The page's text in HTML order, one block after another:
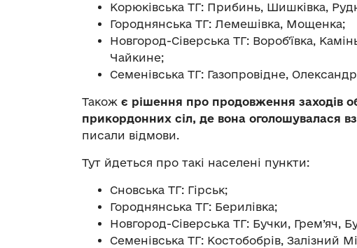
Корюківська ТГ: Прибинь, Шишківка,
Городнянська ТГ: Лемешівка, Мощенка;
Новгород-Сіверська ТГ: Воробʼївка,
Чайкине;
Семенівська ТГ: Газопровідне,
Також є рішення про продовження заходів
прикордонних сіл, де вона оголошувалася
писали відмови.
Тут йдеться про такі населені пункти:
Сновська ТГ: Гірськ;
Городнянська ТГ: Берилівка;
Новгород-Сіверська ТГ: Бучки, Грем’яч,
Семенівська ТГ: Костобобрів, Залізний